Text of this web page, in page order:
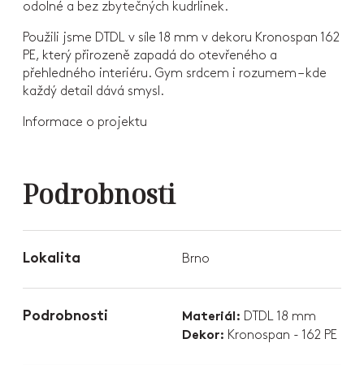
odolné a bez zbytečných kudrlinek.
Použili jsme DTDL v síle 18 mm v dekoru Kronospan 162
PE, který přirozeně zapadá do otevřeného a
přehledného interiéru. Gym srdcem i rozumem – kde
každý detail dává smysl.
Informace o projektu
Podrobnosti
Lokalita Brno
Podrobnosti Materiál: DTDL 18 mm
Dekor: Kronospan - 162 PE